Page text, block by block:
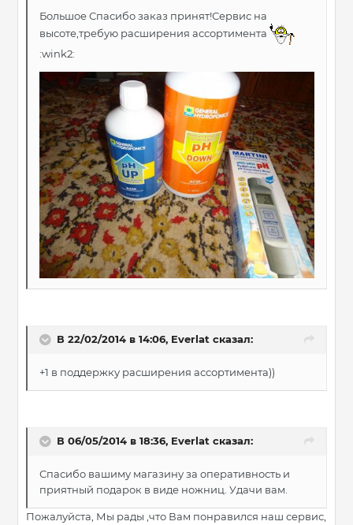
Большое Спасибо заказ принят!Сервис на
высоте,требую расширения ассортимента
:wink2:
В 22/02/2014 в 14:06, Everlat сказал:
+1 в поддержку расширения ассортимента))
В 06/05/2014 в 18:36, Everlat сказал:
Спасибо вашиму магазину за оперативность и
приятный подарок в виде ножниц. Удачи вам.
Пожалуйста, Мы рады ,что Вам понравился наш сервис,